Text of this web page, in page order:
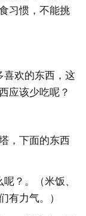
习惯，不能挑
喜欢的东西，这
应该少吃呢？
，下面的东西
？。（米饭、
有力气。）